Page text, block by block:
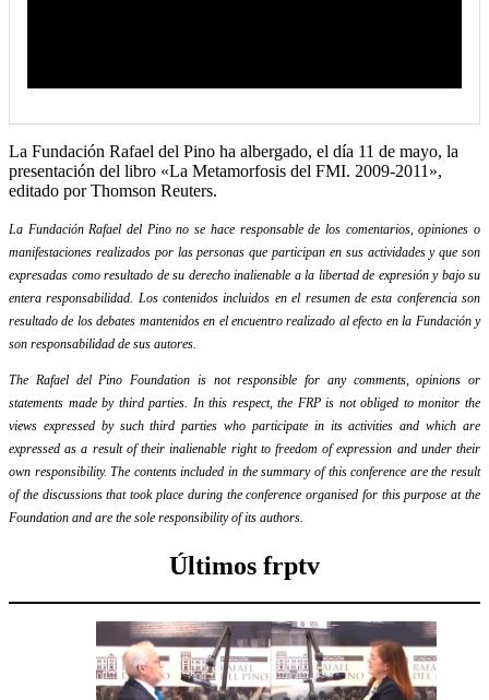
La Fundación Rafael del Pino ha albergado, el día 11 de mayo, la
presentación del libro «La Metamorfosis del FMI. 2009-2011»,
editado por Thomson Reuters.
La Fundación Rafael del Pino no se hace responsable de los comentarios, opiniones o
manifestaciones realizados por las personas que participan en sus actividades y que son
expresadas como resultado de su derecho inalienable a la libertad de expresión y bajo su
entera responsabilidad. Los contenidos incluidos en el resumen de esta conferencia son
resultado de los debates mantenidos en el encuentro realizado al efecto en la Fundación y
son responsabilidad de sus autores.
The Rafael del Pino Foundation is not responsible for any comments, opinions or
statements made by third parties. In this respect, the FRP is not obliged to monitor the
views expressed by such third parties who participate in its activities and which are
expressed as a result of their inalienable right to freedom of expression and under their
own responsibility. The contents included in the summary of this conference are the result
of the discussions that took place during the conference organised for this purpose at the
Foundation and are the sole responsibility of its authors.
Últimos frptv